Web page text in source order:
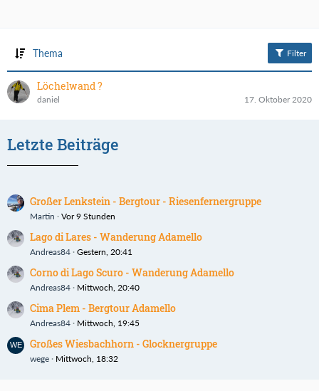
Thema Filter
Löchelwand ?
daniel 17. Oktober 2020
Letzte Beiträge
Großer Lenkstein - Bergtour - Riesenfernergruppe
Martin Vor 9 Stunden
Lago di Lares - Wanderung Adamello
Andreas84 Gestern, 20:41
Corno di Lago Scuro - Wanderung Adamello
Andreas84 Mittwoch, 20:40
Cima Plem - Bergtour Adamello
Andreas84 Mittwoch, 19:45
Großes Wiesbachhorn - Glocknergruppe
wege Mittwoch, 18:32